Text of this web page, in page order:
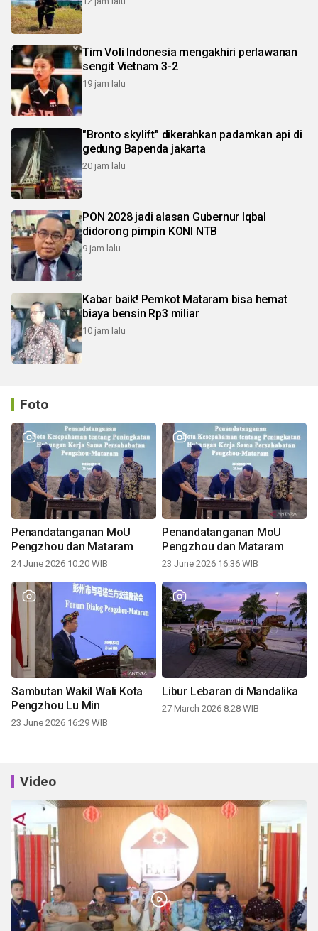
Tim Voli Indonesia mengakhiri perlawanan
sengit Vietnam 3-2
19 jam lalu
"Bronto skylift" dikerahkan padamkan api di
gedung Bapenda jakarta
20 jam lalu
PON 2028 jadi alasan Gubernur Iqbal
didorong pimpin KONI NTB
9 jam lalu
Kabar baik! Pemkot Mataram bisa hemat
biaya bensin Rp3 miliar
10 jam lalu
Foto
Penandatanganan MoU
Pengzhou dan Mataram
24 June 2026 10:20 WIB
Penandatanganan MoU
Pengzhou dan Mataram
23 June 2026 16:36 WIB
Sambutan Wakil Wali Kota
Pengzhou Lu Min
23 June 2026 16:29 WIB
Libur Lebaran di Mandalika
27 March 2026 8:28 WIB
Video